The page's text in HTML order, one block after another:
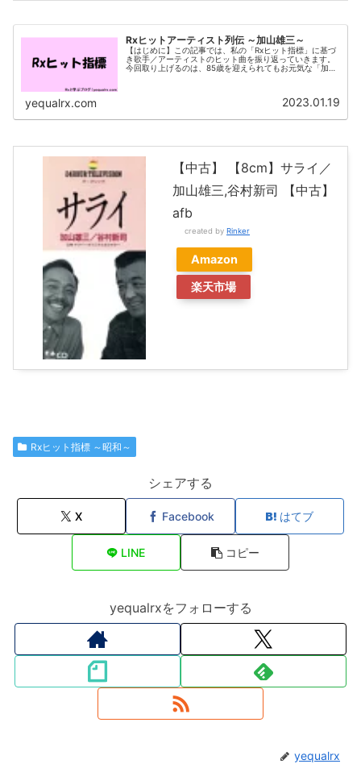
Rxヒットアーティスト列伝 ～加山雄三～
【はじめに】この記事では、私の「Rxヒット指標」に基づ
き歌手／アーティストのヒット曲を振り返っていきます。
今回取り上げるのは、85歳を迎えられてもお元気な「加山
yequalrx.com 2023.01.19
【中古】 【8cm】サライ／
加山雄三,谷村新司 【中古】
afb
created by Rinker
Amazon
楽天市場
Rxヒット指標 ～昭和～
シェアする
X Facebook はてブ
LINE コピー
yequalrxをフォローする
yequalrx